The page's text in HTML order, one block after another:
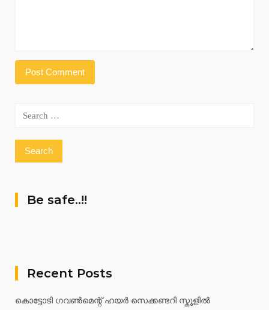
Search
Be safe..!!
Recent Posts
കൊട്ടോടി ഗവൺമെന്റ് ഹയർ സെക്കണ്ടറി സ്കൂളിൽ